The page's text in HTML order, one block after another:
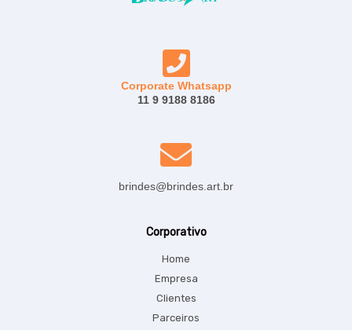
Corporate Whatsapp
11 9 9188 8186
brindes@brindes.art.br
Corporativo
Home
Empresa
Clientes
Parceiros